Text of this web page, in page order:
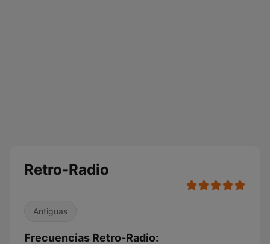
Retro-Radio
Antiguas
Frecuencias Retro-Radio: